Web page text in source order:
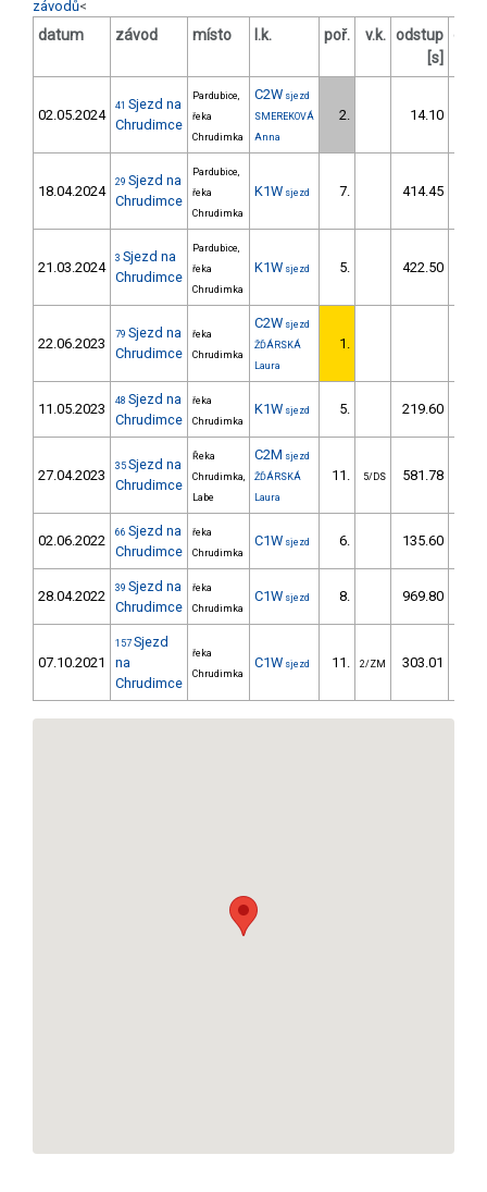
závodů<
datum závod místo l.k. poř. v.k. odstup
[s]
02.05.2024
41 Sjezd na
Chrudimce
Pardubice,
řeka
Chrudimka
C2W sjezd
SMEREKOVÁ
Anna
2. 14.10
18.04.2024
29 Sjezd na
Chrudimce
Pardubice,
řeka
Chrudimka
K1W sjezd 7. 414.45
21.03.2024
3 Sjezd na
Chrudimce
Pardubice,
řeka
Chrudimka
K1W sjezd 5. 422.50
22.06.2023
79 Sjezd na
Chrudimce
řeka
Chrudimka
C2W sjezd
ŽĎÁRSKÁ
Laura
1.
11.05.2023 48 Sjezd na
Chrudimce
řeka
Chrudimka
K1W sjezd 5. 219.60
27.04.2023
35 Sjezd na
Chrudimce
Řeka
Chrudimka,
Labe
C2M sjezd
ŽĎÁRSKÁ
Laura
11. 5/DS 581.78
02.06.2022 66 Sjezd na
Chrudimce
řeka
Chrudimka
C1W sjezd 6. 135.60
28.04.2022 39 Sjezd na
Chrudimce
řeka
Chrudimka
C1W sjezd 8. 969.80
07.10.2021
157 Sjezd
na
Chrudimce
řeka
Chrudimka
C1W sjezd 11. 2/ZM 303.01